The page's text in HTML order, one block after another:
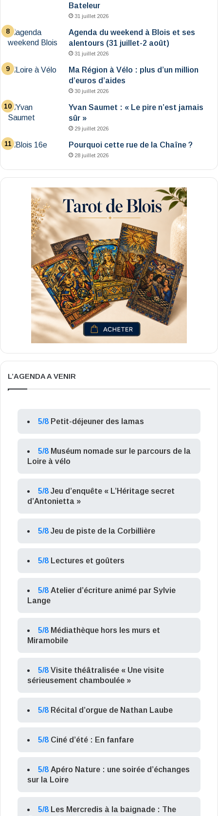
Bateleur
31 juillet 2026
Agenda du weekend à Blois et ses
alentours (31 juillet-2 août)
31 juillet 2026
Ma Région à Vélo : plus d’un million
d’euros d’aides
30 juillet 2026
Yvan Saumet : « Le pire n’est jamais
sûr »
29 juillet 2026
Pourquoi cette rue de la Chaîne ?
28 juillet 2026
L’AGENDA A VENIR
5/8 Petit-déjeuner des lamas
5/8 Muséum nomade sur le parcours de la
Loire à vélo
5/8 Jeu d’enquête « L’Héritage secret
d’Antonietta »
5/8 Jeu de piste de la Corbillière
5/8 Lectures et goûters
5/8 Atelier d’écriture animé par Sylvie
Lange
5/8 Médiathèque hors les murs et
Miramobile
5/8 Visite théâtralisée « Une visite
sérieusement chamboulée »
5/8 Récital d’orgue de Nathan Laube
5/8 Ciné d’été : En fanfare
5/8 Apéro Nature : une soirée d’échanges
sur la Loire
5/8 Les Mercredis à la baignade : The